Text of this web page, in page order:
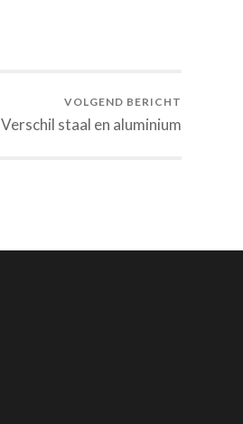
VOLGEND BERICHT
Verschil staal en aluminium